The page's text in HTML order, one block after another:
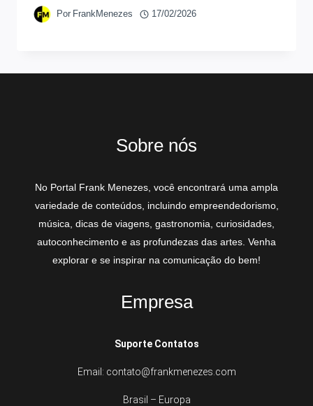
Por FrankMenezes 17/02/2026
Sobre nós
No Portal Frank Menezes, você encontrará uma ampla
variedade de conteúdos, incluindo empreendedorismo,
música, dicas de viagens, gastronomia, curiosidades,
autoconhecimento e as profundezas das artes. Venha
explorar e se inspirar na comunicação do bem!
Empresa
Suporte Contatos
Email: contato@frankmenezes.com
Brasil – Europa